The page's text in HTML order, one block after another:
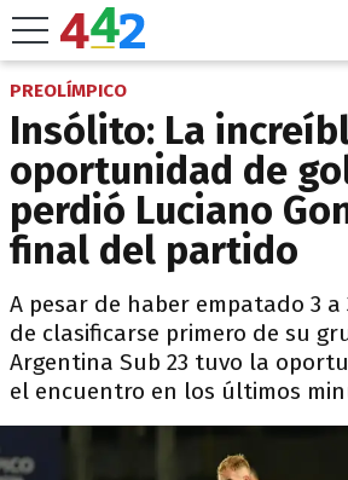
PREOLÍMPICO
Insólito: La
oportunidad de
perdió Luciano
final del partido
A pesar de haber empatado 3
de clasificarse primero de su
Argentina Sub 23 tuvo la
el encuentro en los últimos